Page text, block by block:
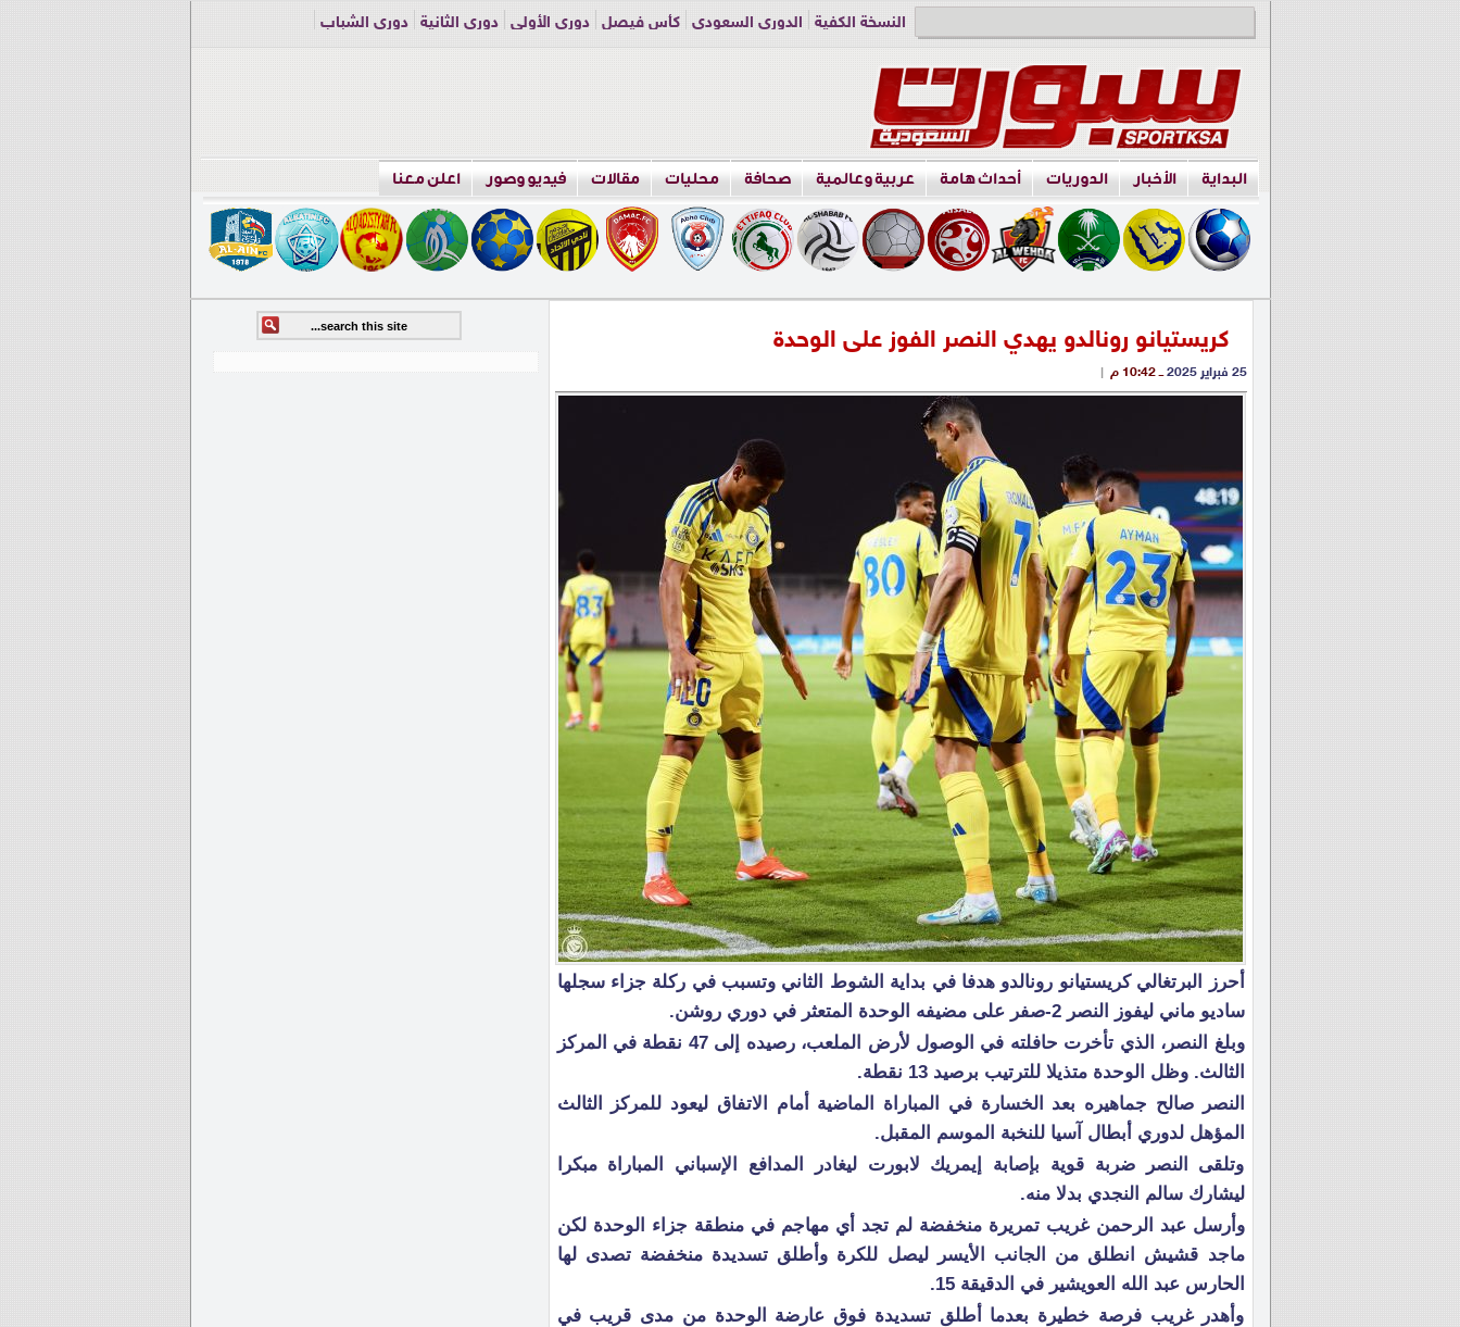
النسخة الكفية الدوري السعودي كأس فيصل دوري الأولى دوري الثانية
دوري الشباب
البداية الأخبار الدوريات أحداث هامة عربية وعالمية صحافة محليات مقالات فيديو وصور اعلن معنا
كريستيانو رونالدو يهدي النصر الفوز على الوحدة
25 فبراير 2025 ــ 10:42 م |
أحرز البرتغالي كريستيانو رونالدو هدفا في بداية الشوط الثاني وتسبب في ركلة جزاء سجلها
ساديو ماني ليفوز النصر 2-صفر على مضيفه الوحدة المتعثر في دوري روشن.
وبلغ النصر، الذي تأخرت حافلته في الوصول لأرض الملعب، رصيده إلى 47 نقطة في المركز
الثالث. وظل الوحدة متذيلا للترتيب برصيد 13 نقطة.
النصر صالح جماهيره بعد الخسارة في المباراة الماضية أمام الاتفاق ليعود للمركز الثالث
المؤهل لدوري أبطال آسيا للنخبة الموسم المقبل.
وتلقى النصر ضربة قوية بإصابة إيمريك لابورت ليغادر المدافع الإسباني المباراة مبكرا
ليشارك سالم النجدي بدلا منه.
وأرسل عبد الرحمن غريب تمريرة منخفضة لم تجد أي مهاجم في منطقة جزاء الوحدة لكن
ماجد قشيش انطلق من الجانب الأيسر ليصل للكرة وأطلق تسديدة منخفضة تصدى لها
الحارس عبد الله العويشير في الدقيقة 15.
وأهدر غريب فرصة خطيرة بعدما أطلق تسديدة فوق عارضة الوحدة من مدى قريب في